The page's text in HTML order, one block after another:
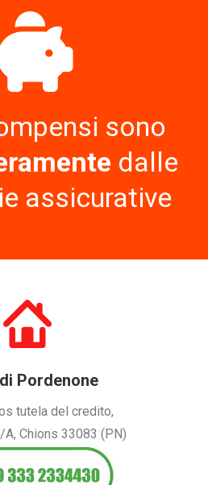
sono
dalle
assicurative
Pordenone
tutela del credito,
A, Chions 33083 (PN)